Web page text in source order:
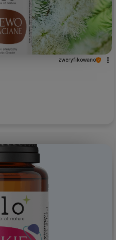
zweryfikowano